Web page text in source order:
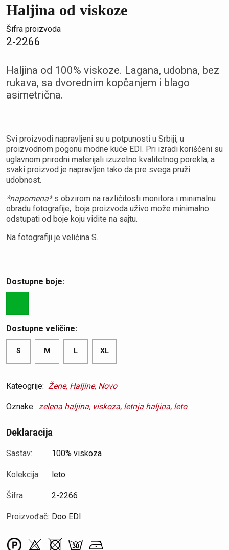
Haljina od viskoze
Šifra proizvoda
2-2266
Haljina od 100% viskoze. Lagana, udobna, bez
rukava, sa dvorednim kopčanjem i blago
asimetrična.
Svi proizvodi napravljeni su u potpunosti u Srbiji, u
proizvodnom pogonu modne kuće EDI. Pri izradi korišćeni su
uglavnom prirodni materijali izuzetno kvalitetnog porekla, a
svaki proizvod je napravljen tako da pre svega pruži
udobnost.
*napomena*s obzirom na različitosti monitora i minimalnu
obradu fotografije, boja proizvoda uživo može minimalno
odstupati od boje koju vidite na sajtu.
Na fotografiji je veličina S.
Dostupne boje:
Dostupne veličine:
S M L XL
Kateogrije: Žene, Haljine, Novo
Oznake: zelena haljina, viskoza, letnja haljina, leto
Deklaracija
Sastav: 100% viskoza
Kolekcija: leto
Šifra: 2-2266
Proizvođač: Doo EDI